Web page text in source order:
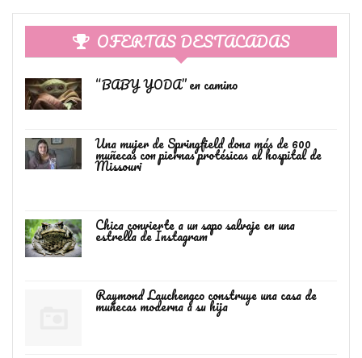
OFERTAS DESTACADAS
“BABY YODA” en camino
Una mujer de Springfield dona más de 600
muñecas con piernas protésicas al hospital de
Missouri
Chica convierte a un sapo salvaje en una
estrella de Instagram
Raymond Lauchengco construye una casa de
muñecas moderna a su hija